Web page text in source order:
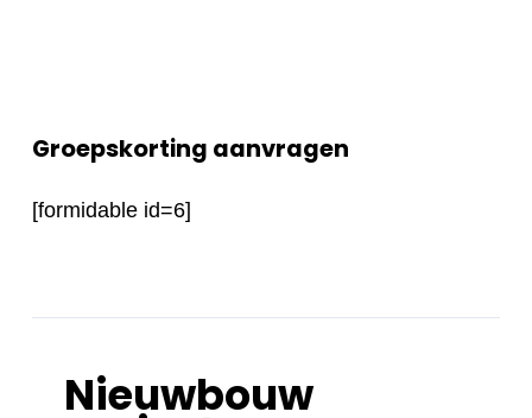
Groepskorting aanvragen
[formidable id=6]
Nieuwbouw